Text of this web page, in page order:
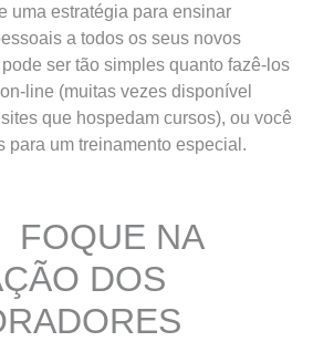
uma estratégia para ensinar
a todos os seus novos
ser tão simples quanto fazê-los
line (muitas vezes disponível
que hospedam cursos), ou você
para um treinamento especial.
NA
DOS